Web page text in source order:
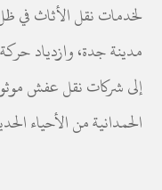
لخدمات نقل الأثاث في
مدينة جدة، وازدياد
إلى شركات نقل عفش
الحمدانية من الأحياء